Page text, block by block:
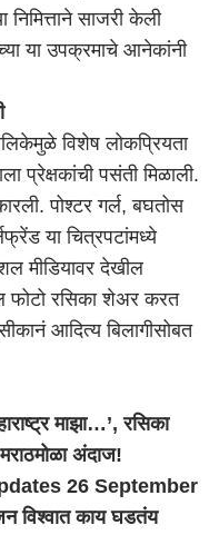
साजरी केली
या उपक्रमाचे आनेकांनी
विशेष लोकप्रियता
प्रेक्षकांची पसंती मिळाली.
पोश्टर गर्ल, बघतोस
या चित्रपटांमध्ये
मीडियावर देखील
रसिका शेअर करत
आदित्य बिलागीसोबत
माझा…’, रसिका
अंदाज!
26 September
विश्वात काय घडतंय